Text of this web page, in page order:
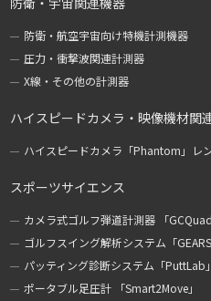
防衛・航空宇宙向け特機計測機器
圧力・衝撃波関連計測器
X線・その他の計測器
ハイスピードカメラ・映像機材関
ハイスピードカメラ「Phantom」レ
スポーツサイエンス
カメラ式ゴルフ弾道計測器 「
ゴルフスイング解析システム「GEARS
パッティング診断システム「PuttLab」
ポータブル足圧計 「Smart2Move」